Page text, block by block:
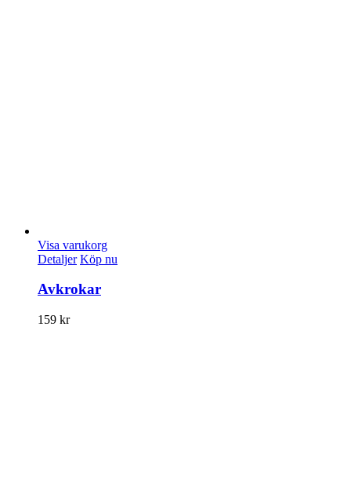
Visa varukorg
Detaljer Köp nu
Avkrokar
159 kr